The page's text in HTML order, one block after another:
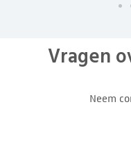
Vragen
Neem